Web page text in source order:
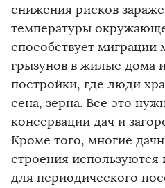
снижения рисков
температуры
способствует
грызунов в жилые дома
постройки, где люди
сена, зерна. Все это
консервации дач и
Кроме того, многие
строения
для периодического